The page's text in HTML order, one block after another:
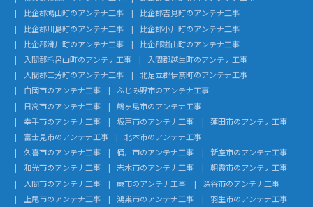
比企郡鳩山町のアンテナ工事
比企郡吉見町のアンテナ工事
比企郡川島町のアンテナ工事
比企郡小川町のアンテナ工事
比企郡滑川町のアンテナ工事
比企郡嵐山町のアンテナ工事
入間郡毛呂山町のアンテナ工事
入間郡越生町のアンテナ工事
入間郡三芳町のアンテナ工事
北足立郡伊奈町のアンテナ工事
白岡市のアンテナ工事
ふじみ野市のアンテナ工事
日高市のアンテナ工事
鶴ヶ島市のアンテナ工事
幸手市のアンテナ工事
坂戸市のアンテナ工事
蓮田市のアンテナ工事
富士見市のアンテナ工事
北本市のアンテナ工事
久喜市のアンテナ工事
桶川市のアンテナ工事
新座市のアンテナ工事
和光市のアンテナ工事
志木市のアンテナ工事
朝霞市のアンテナ工事
入間市のアンテナ工事
蕨市のアンテナ工事
深谷市のアンテナ工事
上尾市のアンテナ工事
鴻巣市のアンテナ工事
羽生市のアンテナ工事